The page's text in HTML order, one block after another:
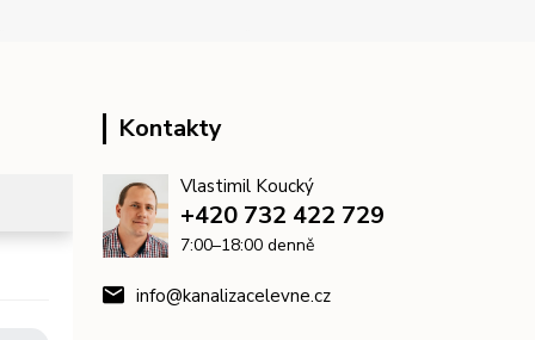
Kontakty
Vlastimil Koucký
+420 732 422 729
7:00–18:00 denně
info@kanalizacelevne.cz